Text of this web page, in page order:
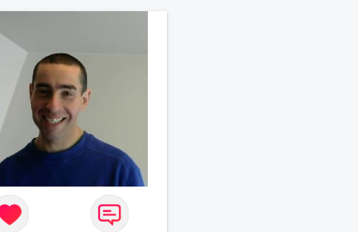
altruiste, bricoleur,
et aussi un peu sportif.
les sorties dans la nature,
en moto, en
car, mais aussi au
au cinéma,....et j'aime
moments cocooning au
feu, autour d'un verre ou
Je préfère le calme de
au «speed » de la
j'imagine vivre ce
avec une femme
créative, qui soit le